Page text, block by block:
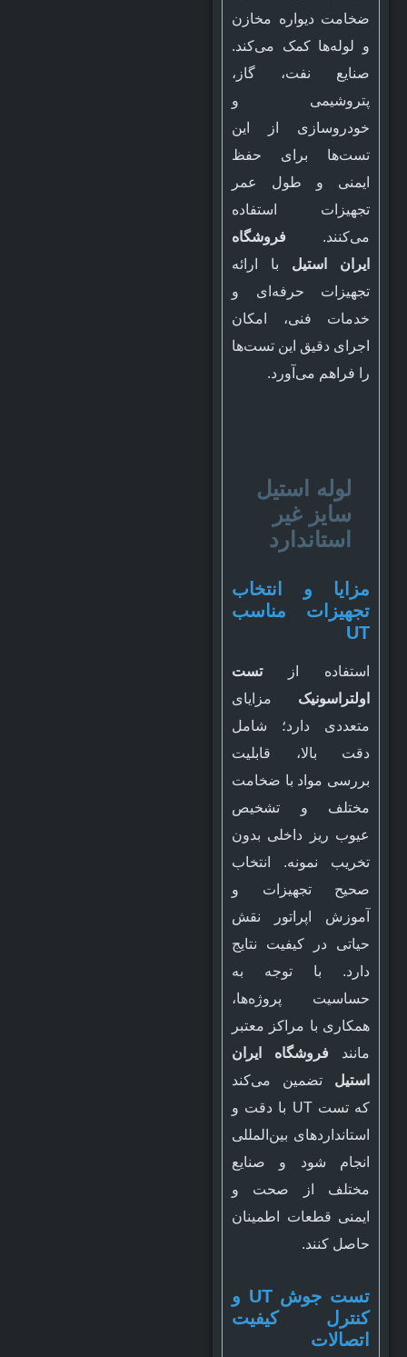
ضخامت دیواره مخازن
و لوله‌ها کمک می‌کند.
صنایع نفت، گاز،
پتروشیمی و
خودروسازی از این
تست‌ها برای حفظ
ایمنی و طول عمر
تجهیزات استفاده
می‌کنند. فروشگاه
ایران استیل با ارائه
تجهیزات حرفه‌ای و
خدمات فنی، امکان
اجرای دقیق این تست‌ها
را فراهم می‌آورد.
لوله استیل
سایز غیر
استاندارد
مزایا و انتخاب
تجهیزات مناسب
UT
استفاده ازتست
اولتراسونیک مزایای
متعددی دارد؛ شامل
دقت بالا، قابلیت
بررسی مواد با ضخامت
مختلف و تشخیص
عیوب ریز داخلی بدون
تخریب نمونه. انتخاب
صحیح تجهیزات و
آموزش اپراتور نقش
حیاتی در کیفیت نتایج
دارد. با توجه به
حساسیت پروژه‌ها،
همکاری با مراکز معتبر
مانند فروشگاه ایران
استیل تضمین می‌کند
که تست UT با دقت و
استانداردهای بین‌المللی
انجام شود و صنایع
مختلف از صحت و
ایمنی قطعات اطمینان
حاصل کنند.
تست جوش UT و
کنترل کیفیت
اتصالات